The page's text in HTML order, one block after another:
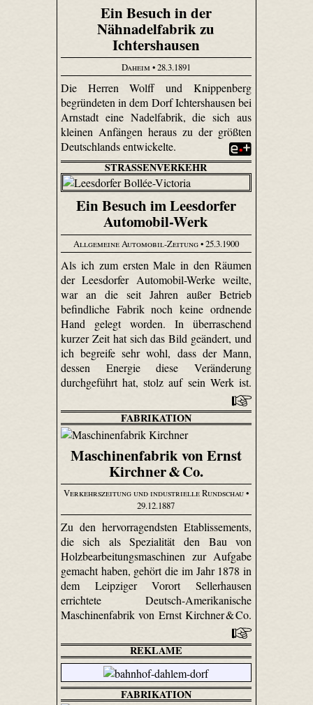
Ein Besuch in der
Nähnadelfabrik zu
Ichtershausen
Daheim • 28.3.1891
Die Herren Wolff und Knippenberg
begründeten in dem Dorf Ichtershausen bei
Arnstadt eine Nadelfabrik, die sich aus
kleinen Anfängen heraus zu der größten
Deutschlands entwickelte.
STRASSENVERKEHR
Ein Besuch im Leesdorfer
Automobil-Werk
Allgemeine Automobil-Zeitung• 25.3.1900
Als ich zum ersten Male in den Räumen
der Leesdorfer Automobil-Werke weilte,
war an die seit Jahren außer Betrieb
befindliche Fabrik noch keine ordnende
Hand gelegt worden. In überraschend
kurzer Zeit hat sich das Bild geändert, und
ich begreife sehr wohl, dass der Mann,
dessen Energie diese Veränderung
durchgeführt hat, stolz auf sein Werk ist.
FABRIKATION
Maschinenfabrik von Ernst
Kirchner & Co.
Verkehrszeitung und industrielle Rundschau•
29.12.1887
Zu den hervorragendsten Etablissements,
die sich als Spezialität den Bau von
Holzbearbeitungsmaschinen zur Aufgabe
gemacht haben, gehört die im Jahr 1878 in
dem Leipziger Vorort Seller­hausen
errichtete Deutsch-Amerikanische
Maschinenfabrik von Ernst Kirchner & Co.
REKLAME
FABRIKATION